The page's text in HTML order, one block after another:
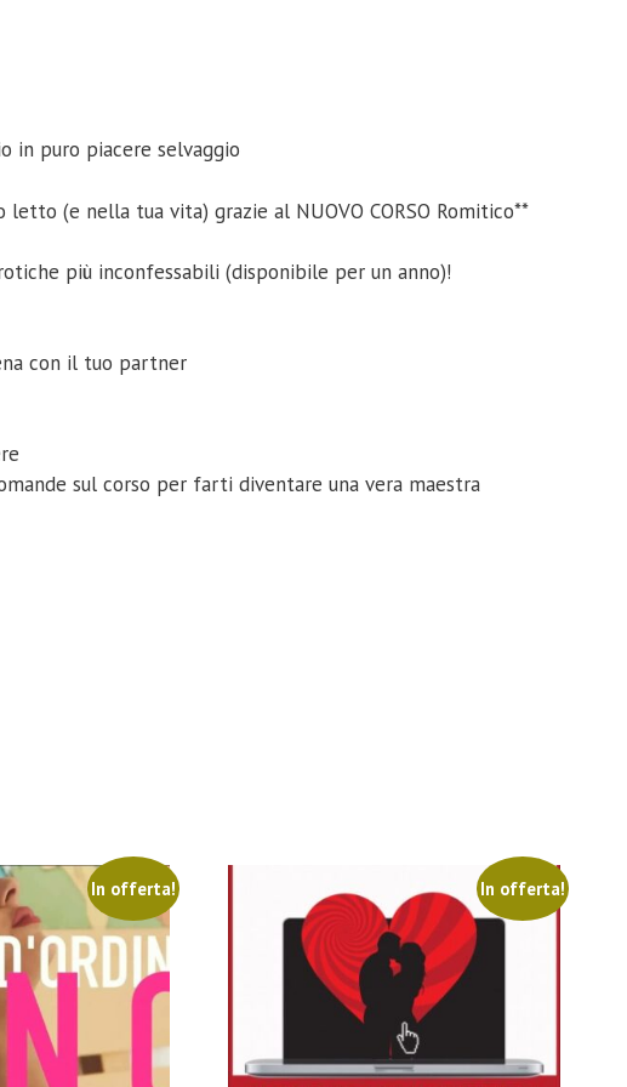
in puro piacere selvaggio
(e nella tua vita) grazie al NUOVO CORSO Romitico**
più inconfessabili (disponibile per un anno)!
con il tuo partner
sul corso per farti diventare una vera maestra
In offerta! In offerta!